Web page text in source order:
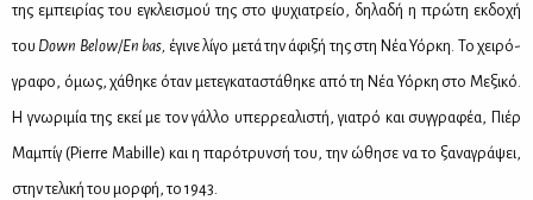
της εμπει­ρί­ας του εγκλει­σμού της στο ψυ­χια­τρείο, δη­λα­δή η πρώ­τη εκ­δο­χή
του Down Below/En bas, έγι­νε λί­γο με­τά την άφι­ξή της στη Νέα Υόρ­κη. Το χει­ρό­
γρα­φο, όμως, χά­θη­κε όταν με­τε­γκα­τα­στά­θη­κε από τη Νέα Υόρ­κη στο Με­ξι­κό.
Η γνω­ρι­μία της εκεί με τον γάλ­λο υπερ­ρε­α­λι­στή, για­τρό και συγ­γρα­φέα, Πιέρ
Μα­μπίγ (Pierre Mabille) και η πα­ρό­τρυν­σή του, την ώθη­σε να το ξα­να­γρά­ψει,
στην τε­λι­κή του μορ­φή, το 1943.